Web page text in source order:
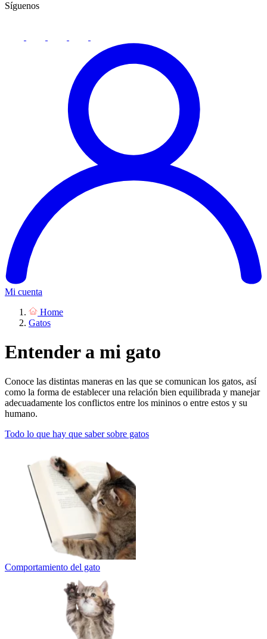
Síguenos
Mi cuenta
Home
Gatos
Entender a mi gato
Conoce las distintas maneras en las que se comunican los gatos, así
como la forma de establecer una relación bien equilibrada y manejar
adecuadamente los conflictos entre los mininos o entre estos y su
humano.
Todo lo que hay que saber sobre gatos
Comportamiento del gato